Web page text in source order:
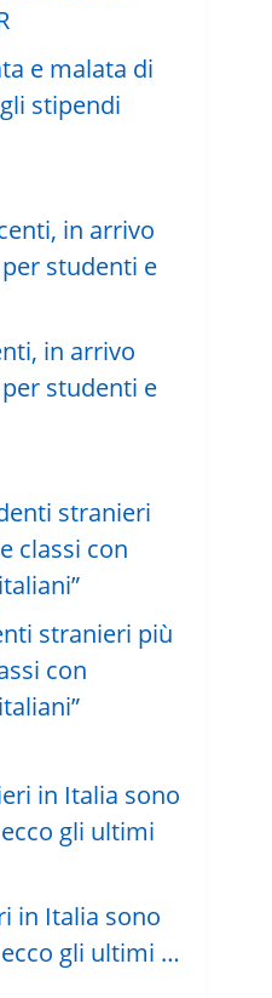
e malata di
stipendi
in arrivo
studenti e
stranieri più
con
in Italia sono
gli ultimi …